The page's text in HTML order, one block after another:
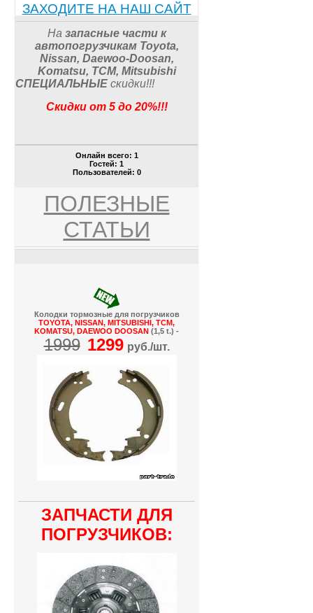
ЗАХОДИТЕ НА НАШ САЙТ
На запасные части к
автопогрузчикам Toyota,
Nissan, Daewoo-Doosan,
Komatsu, TCM, Mitsubishi
СПЕЦИАЛЬНЫЕ скидки!!!
Скидки от 5 до 20%!!!
Онлайн всего: 1
Гостей: 1
Пользователей: 0
ПОЛЕЗНЫЕ
СТАТЬИ
Колодки тормозные для погрузчиков
TOYOTA, NISSAN, MITSUBISHI, TCM,
KOMATSU, DAEWOO DOOSAN (1,5 t.) -
1999 1299 руб./шт.
ЗАПЧАСТИ ДЛЯ
ПОГРУЗЧИКОВ: